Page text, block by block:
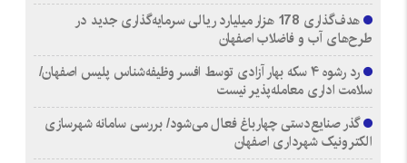
هدف‌گذاری 178 هزار میلیارد ریالی سرمایه‌گذاری جدید در
طرح‌های آب و فاضلاب اصفهان
رد رشوه ۴ سکه بهار آزادی توسط افسر وظیفه‌شناس پلیس اصفهان/
سلامت اداری معامله‌پذیر نیست
گذر صنایع‌دستی چهارباغ فعال می‌شود/ بررسی سامانه شهرسازی
الکترونیک شهرداری اصفهان